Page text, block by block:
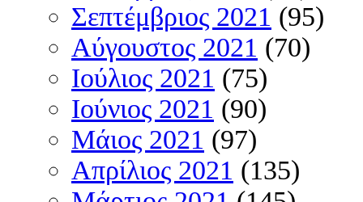
Σεπτέμβριος 2021 (95)
Αύγουστος 2021 (70)
Ιούλιος 2021 (75)
Ιούνιος 2021 (90)
Μάιος 2021 (97)
Απρίλιος 2021 (135)